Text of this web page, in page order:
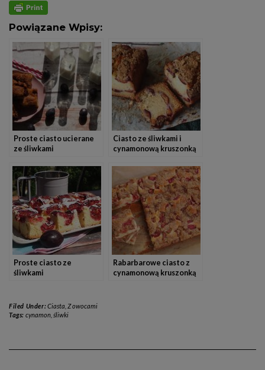
Powiązane Wpisy:
Proste ciasto ucierane
ze śliwkami
Ciasto ze śliwkami i
cynamonową kruszonką
Proste ciasto ze
śliwkami
Rabarbarowe ciasto z
cynamonową kruszonką
Filed Under:Ciasta Z owocami
Tags: cynamon, śliwki